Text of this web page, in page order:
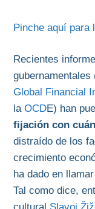
Pinche aquí para
Recientes
gubernamentales
Global Financial
laOCDE) han
fijación con
distraído de los
crecimiento
ha dado en llamar
Tal como dice,